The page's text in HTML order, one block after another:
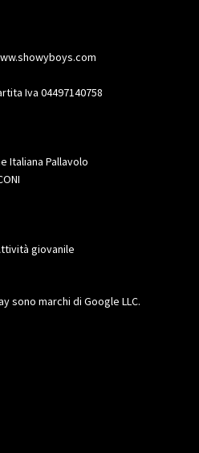
Iva 04497140758
Italiana Pallavolo
giovanile
sono marchi di Google LLC.